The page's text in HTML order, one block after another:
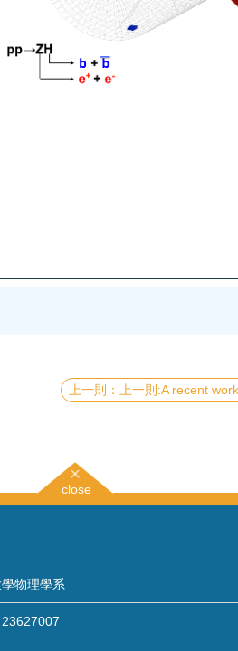
上一則:A recent work of the Nanomagnetism Lab lead by Distinguished Prof. Minn-Tsong Lin, has been selected
close
物理學系